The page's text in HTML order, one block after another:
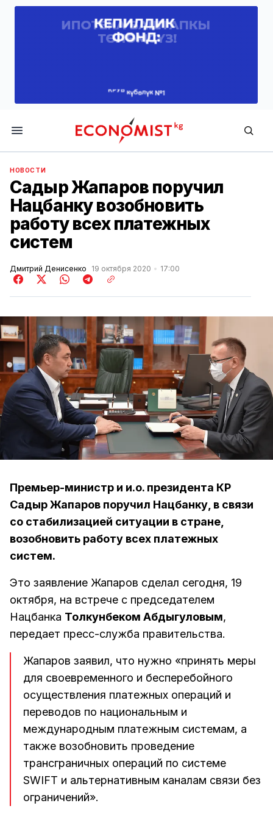
Economist.kg
НОВОСТИ
Садыр Жапаров поручил
Нацбанку возобновить
работу всех платежных
систем
Дмитрий Денисенко 19 октября 2020 17:00
Премьер-министр и и.о. президента КР
Садыр Жапаров поручил Нацбанку, в связи
со стабилизацией ситуации в стране,
возобновить работу всех платежных
систем.
Это заявление Жапаров сделал сегодня, 19
октября, на встрече с председателем
Нацбанка Толкунбеком Абдыгуловым,
передает пресс-служба правительства.
Жапаров заявил, что нужно «принять меры
для своевременного и бесперебойного
осуществления платежных операций и
переводов по национальным и
международным платежным системам, а
также возобновить проведение
трансграничных операций по системе
SWIFT и альтернативным каналам связи без
ограничений».